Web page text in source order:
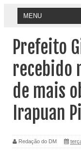
Prefeito
recebido
de mais
Irapuan
Redação do DM